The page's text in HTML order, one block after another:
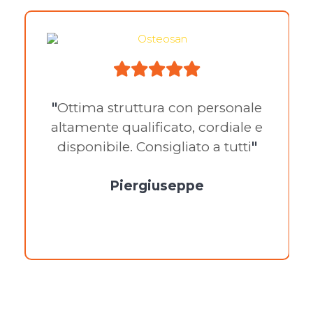
"Ottima struttura con personale
altamente qualificato, cordiale e
disponibile. Consigliato a tutti"
Piergiuseppe